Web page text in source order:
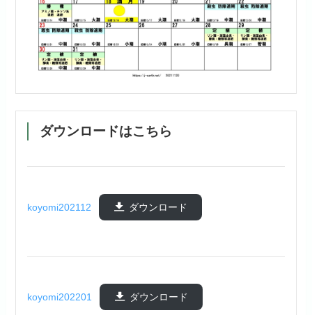
ダウンロードはこちら
koyomi202112 ダウンロード
koyomi202201 ダウンロード